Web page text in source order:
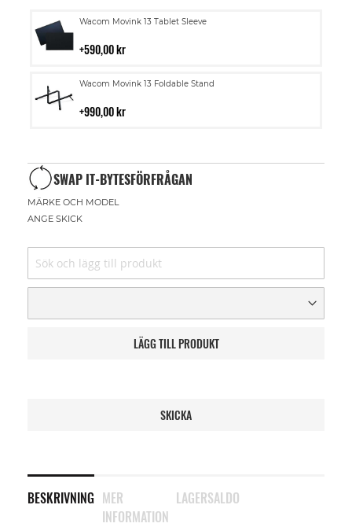
Wacom Movink 13 Tablet Sleeve
590,00 kr
Lägg
i
Wacom Movink 13 Foldable Stand
990,00 kr
Lägg
i
SWAP IT-BYTESFÖRFRÅGAN
MÄRKE OCH MODEL
ANGE SKICK
LÄGG TILL PRODUKT
SKICKA
BESKRIVNING MER
INFORMATION
LAGERSALDO